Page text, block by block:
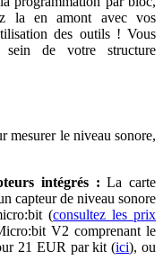
la en amont avec vos
des outils ! Vous
sein de votre structure
mesurer le niveau sonore,
intégrés : La carte
capteur de niveau sonore
:bit (consultez les prix
:bitV2 comprenant le
21 EUR par kit (ici), ou